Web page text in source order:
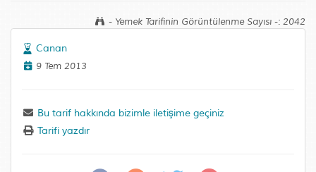
- Yemek Tarifinin Görüntülenme Sayısı -: 2042
Canan
9 Tem 2013
Bu tarif hakkında bizimle iletişime geçiniz
Tarifi yazdır